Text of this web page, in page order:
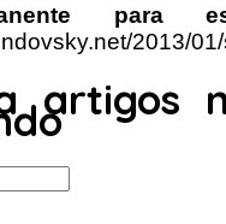
para
2013/
artigos